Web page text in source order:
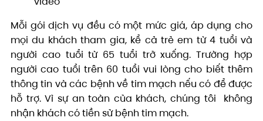
Mỗi gói dịch vụ đều có một mức giá, áp dụng cho
mọi du khách tham gia, kể cả trẻ em từ 4 tuổi và
người cao tuổi từ 65 tuổi trở xuống. Trường hợp
người cao tuổi trên 60 tuổi vui lòng cho biết thêm
thông tin và các bệnh về tim mạch nếu có để được
hỗ trợ. Vì sự an toàn của khách, chúng tôi không
nhận khách có tiền sử bệnh tim mạch.